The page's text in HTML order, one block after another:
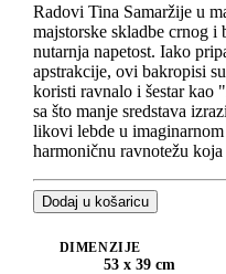
Radovi Tina Samaržije u
majstorske skladbe crnog
nutarnja napetost. Iako
apstrakcije, ovi bakropisi
koristi ravnalo i šestar kao
sa što manje sredstava
likovi lebde u
harmoničnu ravnotežu
Dodaj u košaricu
DIMENZIJE
53 x 39 cm